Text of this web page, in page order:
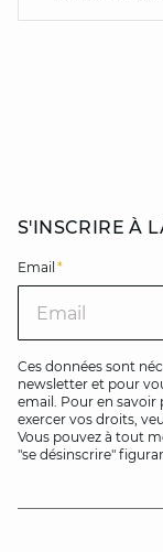
S'INSCRIRE À
Email *
Ces données sont
newsletter et pour
email. Pour en savoir
exercer vos droits,
Vous pouvez à tout
"se désinscrire"